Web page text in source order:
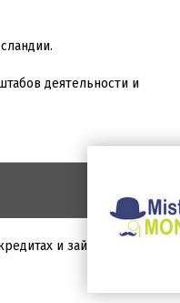
деятельности и
и займах